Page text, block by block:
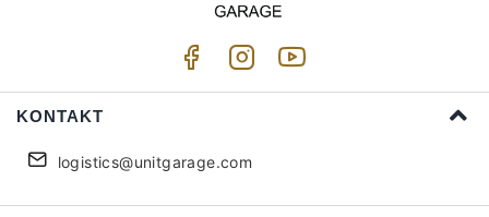
KONTAKT
logistics@unitgarage.com